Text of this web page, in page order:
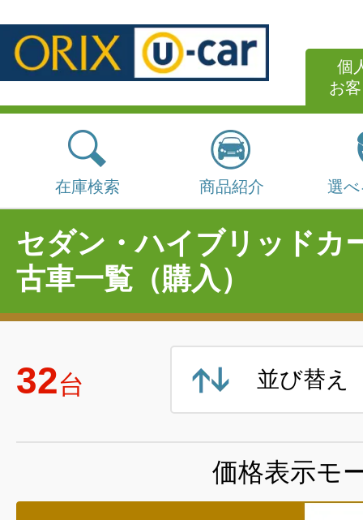
個
お
在庫検索 商品紹介 選
セダン・ハイブリッドカ
古車一覧（購入）
32台 並び替え
価格表示モ